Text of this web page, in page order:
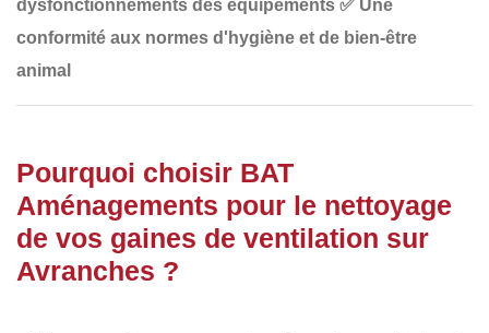
dysfonctionnements des équipements ✅ Une
conformité aux normes d'hygiène et de bien-être
animal
Pourquoi choisir BAT
Aménagements pour le nettoyage
de vos gaines de ventilation sur
Avranches ?